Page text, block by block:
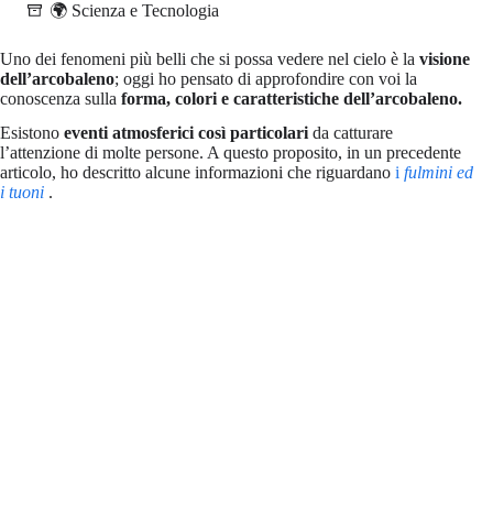
🌍 Scienza e Tecnologia
Uno dei fenomeni più belli che si possa vedere nel cielo è la visione
dell’arcobaleno; oggi ho pensato di approfondire con voi la
conoscenza sulla forma, colori e caratteristiche dell’arcobaleno.
Esistono eventi atmosferici così particolari da catturare
l’attenzione di molte persone. A questo proposito, in un precedente
articolo, ho descritto alcune informazioni che riguardano i fulmini ed
i tuoni .